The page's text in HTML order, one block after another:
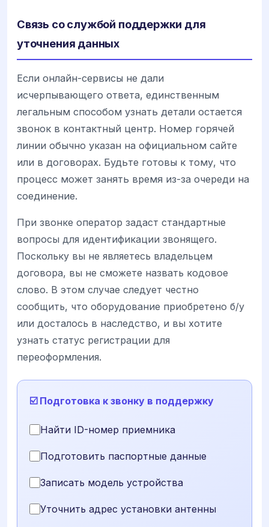
Связь со службой поддержки для
уточнения данных
Если онлайн-сервисы не дали
исчерпывающего ответа, единственным
легальным способом узнать детали остается
звонок в контактный центр. Номер горячей
линии обычно указан на официальном сайте
или в договорах. Будьте готовы к тому, что
процесс может занять время из-за очереди на
соединение.
При звонке оператор задаст стандартные
вопросы для идентификации звонящего.
Поскольку вы не являетесь владельцем
договора, вы не сможете назвать кодовое
слово. В этом случае следует честно
сообщить, что оборудование приобретено б/у
или досталось в наследство, и вы хотите
узнать статус регистрации для
переоформления.
☑️ Подготовка к звонку в поддержку
Найти ID-номер приемника
Подготовить паспортные данные
Записать модель устройства
Уточнить адрес установки антенны